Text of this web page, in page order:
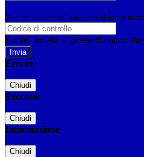
Non hai una e-mail associata al nome
E-mail inviata, si prega di
Errore
Chiudi
Successo
Chiudi
Informazione
Chiudi